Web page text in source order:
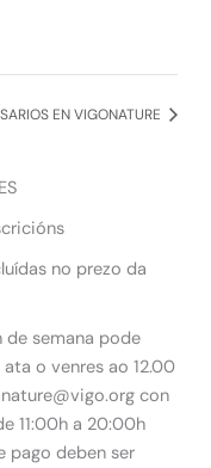
EN VIGONATURE
no prezo da
semana pode
o venres ao 12.00
con
11:00h a 20:00h
pago deben ser